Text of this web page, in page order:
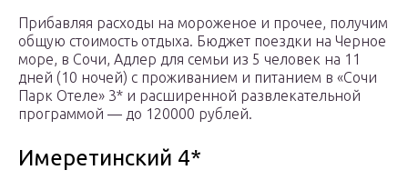
Прибавляя расходы на мороженое и прочее, получим
общую стоимость отдыха. Бюджет поездки на Черное
море, в Сочи, Адлер для семьи из 5 человек на 11
дней (10 ночей) с проживанием и питанием в «Сочи
Парк Отеле» 3* и расширенной развлекательной
программой — до 120000 рублей.
Имеретинский 4*